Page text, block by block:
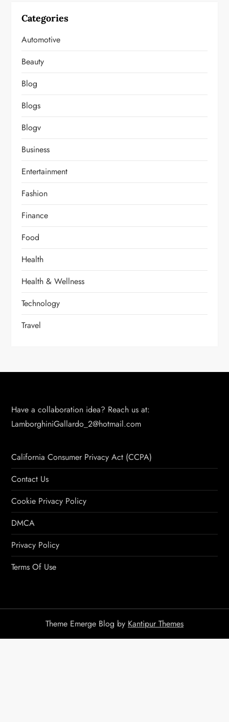
Categories
Automotive
Beauty
Blog
Blogs
Blogv
Business
Entertainment
Fashion
Finance
Food
Health
Health & Wellness
Technology
Travel
Have a collaboration idea? Reach us at:
LamborghiniGallardo_2@hotmail.com
California Consumer Privacy Act (CCPA)
Contact Us
Cookie Privacy Policy
DMCA
Privacy Policy
Terms Of Use
Theme Emerge Blog by Kantipur Themes